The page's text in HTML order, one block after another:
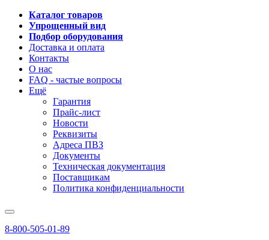
Каталог товаров
Упрощенный вид
Подбор оборудования
Доставка и оплата
Контакты
О нас
FAQ - частые вопросы
Ещё
Гарантия
Прайс-лист
Новости
Реквизиты
Адреса ПВЗ
Документы
Техническая документация
Поставщикам
Политика конфиденциальности
8-800-505-01-89